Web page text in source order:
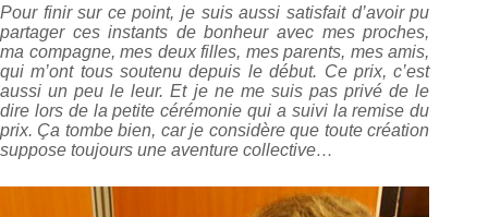
Pour finir sur ce point, je suis aussi satisfait d’avoir pu
partager ces instants de bonheur avec mes proches,
ma compagne, mes deux filles, mes parents, mes amis,
qui m’ont tous soutenu depuis le début. Ce prix, c’est
aussi un peu le leur. Et je ne me suis pas privé de le
dire lors de la petite cérémonie qui a suivi la remise du
prix. Ça tombe bien, car je considère que toute création
suppose toujours une aventure collective…